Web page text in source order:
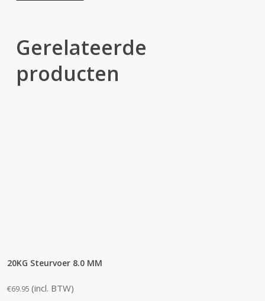
Gerelateerde
producten
20KG Steurvoer 8.0 MM
€69.95 (incl. BTW)